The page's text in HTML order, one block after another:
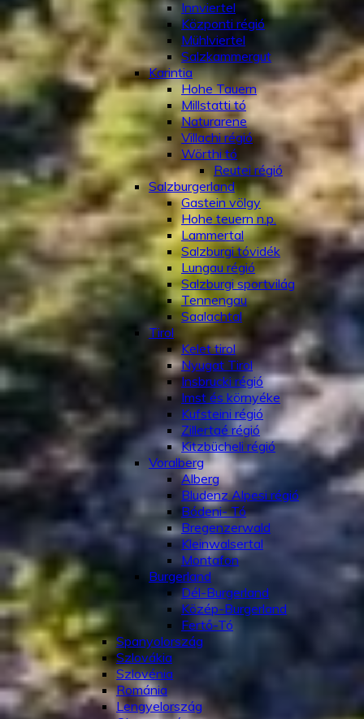
Innviertel
Központi régió
Mühlviertel
Salzkammergut
Karintia
Hohe Tauern
Millstatti tó
Naturarene
Villachi régió
Wörthi tó
Reutei régió
Salzburgerland
Gastein völgy
Hohe teuern n.p.
Lammertal
Salzburgi tóvidék
Lungau régió
Salzburgi sportvilág
Tennengau
Saalachtal
Tirol
Kelet tirol
Nyugat Tirol
Insbrucki régió
Imst és környéke
Kufsteini régió
Zillertaé régió
Kitzbücheli régió
Voralberg
Alberg
Bludenz Alpesi régió
Bódeni- Tó
Bregenzerwald
Kleinwalsertal
Montafon
Burgerland
Dél-Burgerland
Közép-Burgerland
Fertő-Tó
Spanyolország
Szlovákia
Szlovénia
Románia
Lengyelország